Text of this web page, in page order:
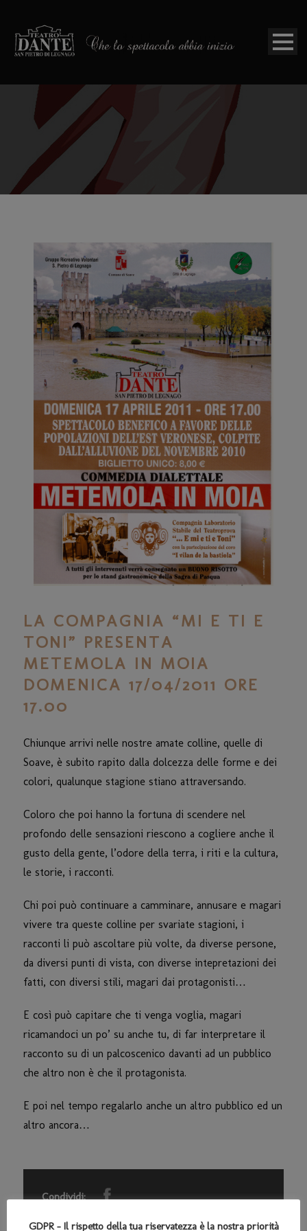
LA COMPAGNIA “MI E TI E
TONI” PRESENTA
METEMOLA IN MOIA
DOMENICA 17/04/2011 ORE
17.00
Chiunque arrivi nelle nostre amate colline, quelle di
Soave, è subito rapito dalla dolcezza delle forme e dei
colori, qualunque stagione stiano attraversando.
Coloro che poi hanno la fortuna di scendere nel
profondo delle sensazioni riescono a cogliere anche il
gusto della gente, l’odore della terra, i riti e la cultura,
le storie, i racconti.
Chi poi può continuare a camminare, annusare e magari
vivere tra queste colline per svariate stagioni, i
racconti li può ascoltare più volte, da diverse persone,
da diversi punti di vista, con diverse intepretazioni dei
fatti, con diversi stili, magari dai protagonisti…
E così può capitare che ti venga voglia, magari
ricamandoci un po’ su anche tu, di far interpretare il
racconto su di un palcoscenico davanti ad un pubblico
che altro non è che il protagonista.
E poi nel tempo regalarlo anche un altro pubblico ed un
altro ancora…
Condividi:
GDPR - Il rispetto della tua riservatezza è la nostra priorità